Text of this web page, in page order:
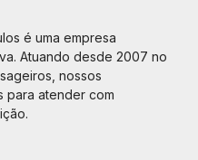
é uma empresa
Atuando desde 2007 no
nossos
para atender com